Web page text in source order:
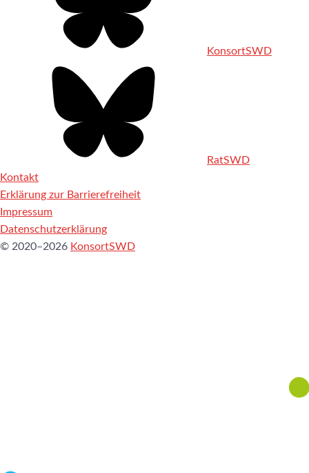
KonsortSWD
RatSWD
Kontakt
Erklärung zur Barrierefreiheit
Impressum
Datenschutzerklärung
© 2020–2026 KonsortSWD